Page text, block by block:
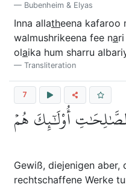
Bubenheim & Elyas
Inna allatheena kafaroo
walmushrikeena fee na
olaika hum sharru
Transliteration
7
ٱلصَّٰلِحَٰتِ أُوْلَٰٓئِكَ هُمۡ
Gewiß, diejenigen aber,
rechtschaffene Werke